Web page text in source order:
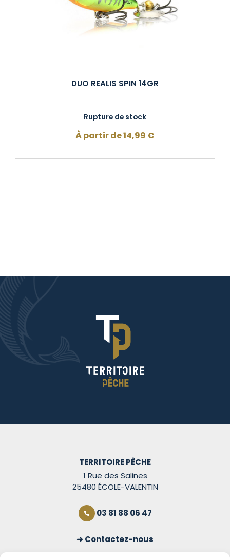
DUO REALIS SPIN 14GR
Rupture de stock
À partir de14,99 €
TERRITOIRE PÊCHE
1 Rue des Salines
25480 ÉCOLE-VALENTIN
03 81 88 06 47
Contactez-nous